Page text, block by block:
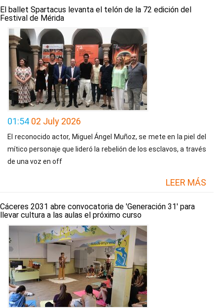
El ballet Spartacus levanta el telón de la 72 edición del
Festival de Mérida
01:54 02 July 2026
El reconocido actor, Miguel Ángel Muñoz, se mete en la piel del
mítico personaje que lideró la rebelión de los esclavos, a través
de una voz en off
LEER MÁS
Cáceres 2031 abre convocatoria de 'Generación 31' para
llevar cultura a las aulas el próximo curso